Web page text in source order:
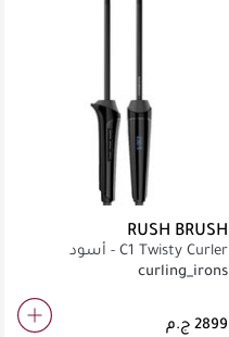
RUSH BRUSH
C1 Twisty Curler - أسود
curling_irons